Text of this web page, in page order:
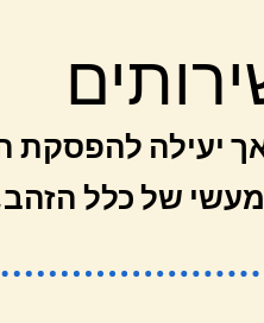
ותים
יעילה להפסקת